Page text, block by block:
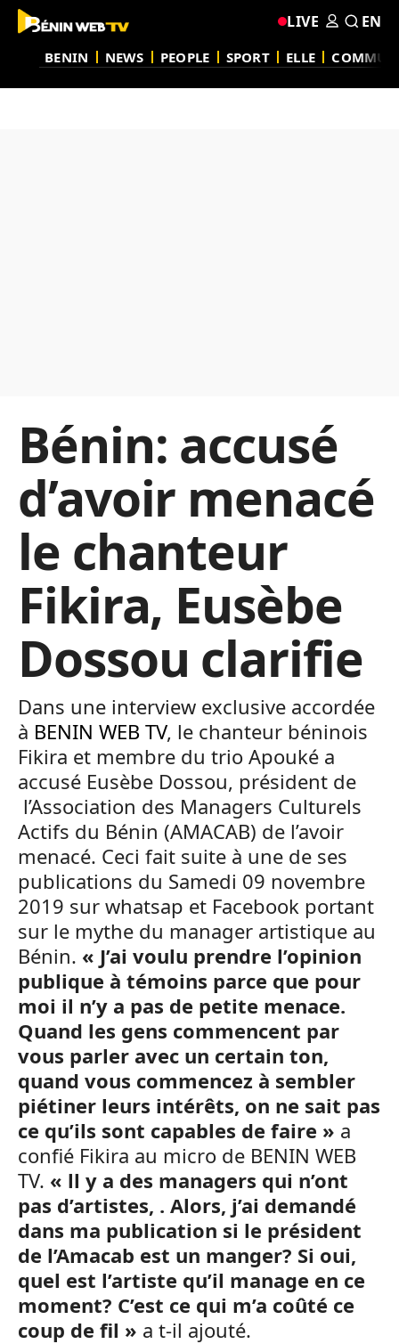
BENIN NEWS PEOPLE SPORT ELLE
LIVE EN
Bénin: accusé
d’avoir menacé
le chanteur
Fikira, Eusèbe
Dossou clarifie
Dans une interview exclusive accordée
à BENIN WEB TV, le chanteur béninois
Fikira et membre du trio Apouké a
accusé Eusèbe Dossou, président de
l’Association des Managers Culturels
Actifs du Bénin (AMACAB) de l’avoir
menacé. Ceci fait suite à une de ses
publications du Samedi 09 novembre
2019 sur whatsap et Facebook portant
sur le mythe du manager artistique au
Bénin. « J’ai voulu prendre l’opinion
publique à témoins parce que pour
moi il n’y a pas de petite menace.
Quand les gens commencent par
vous parler avec un certain ton,
quand vous commencez à sembler
piétiner leurs intérêts, on ne sait pas
ce qu’ils sont capables de faire » a
confié Fikira au micro de BENIN WEB
TV. « ll y a des managers qui n’ont
pas d’artistes, . Alors, j’ai demandé
dans ma publication si le président
de l’Amacab est un manger? Si oui,
quel est l’artiste qu’il manage en ce
moment? C’est ce qui m’a coûté ce
coup de fil » a t-il ajouté.